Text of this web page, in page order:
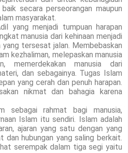
secara perseorangan maupun
masyarakat.
yang menjadi tumpuan harapan
manusia dari kehinaan menjadi
yang tersesat jalan. Membebaskan
kezhaliman, melepaskan manusia
memerdekakan manusia dari
dan sebagainya. Tugas Islam
yang cerah dan penuh harapan.
nikmat dan bahagia karena
sebagai rahmat bagi manusia,
Islam itu sendiri. Islam adalah
ajaran yang satu dengan yang
dan hubungan yang saling berkait.
serempak dalam tiga segi yaitu